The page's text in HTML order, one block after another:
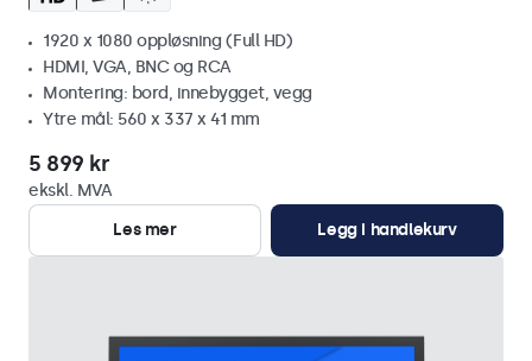
1920 x 1080 oppløsning (Full HD)
HDMI, VGA, BNC og RCA
Montering: bord, innebygget, vegg
Ytre mål: 560 x 337 x 41 mm
5 899 kr
ekskl. MVA
Les mer
Legg i handlekurv